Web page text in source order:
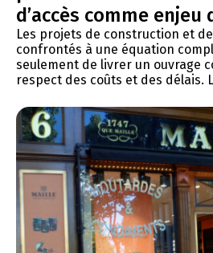
d’accès comme
Les projets de construction et
confrontés à une équation
seulement de livrer un ouvrage
respect des coûts et des délais.